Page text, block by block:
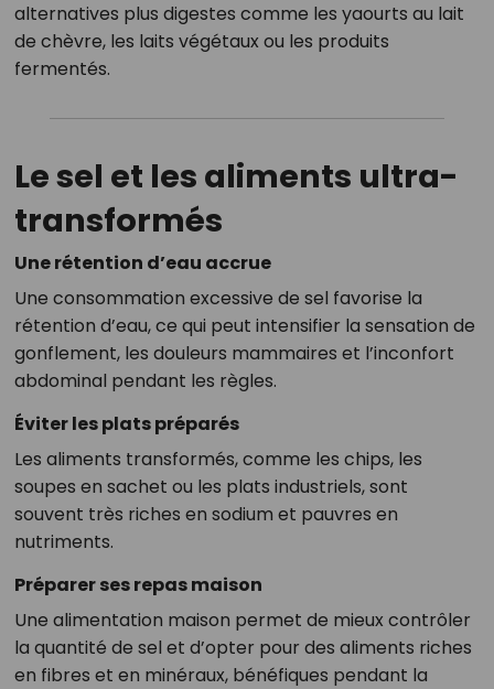
alternatives plus digestes comme les yaourts au lait
de chèvre, les laits végétaux ou les produits
fermentés.
Le sel et les aliments ultra-
transformés
Une rétention d’eau accrue
Une consommation excessive de sel favorise la
rétention d’eau, ce qui peut intensifier la sensation de
gonflement, les douleurs mammaires et l’inconfort
abdominal pendant les règles.
Éviter les plats préparés
Les aliments transformés, comme les chips, les
soupes en sachet ou les plats industriels, sont
souvent très riches en sodium et pauvres en
nutriments.
Préparer ses repas maison
Une alimentation maison permet de mieux contrôler
la quantité de sel et d’opter pour des aliments riches
en fibres et en minéraux, bénéfiques pendant la